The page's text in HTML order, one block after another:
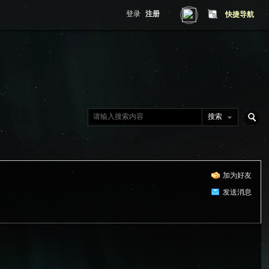
快捷导航
登录 注册
搜索
加为好友
发送消息